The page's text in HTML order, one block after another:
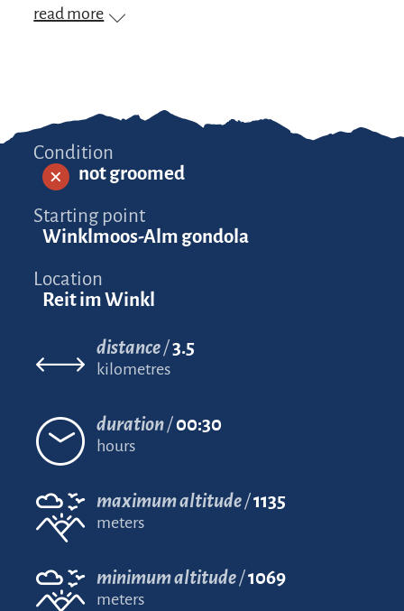
read more
Condition
not groomed
Starting point
Winklmoos-Alm gondola
Location
Reit im Winkl
distance 3.5
kilometres
duration 00:30
hours
maximum altitude 1135
meters
minimum altitude 1069
meters